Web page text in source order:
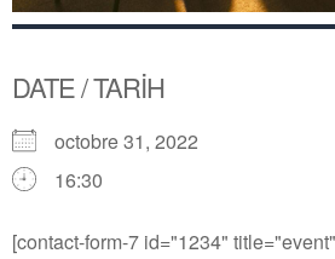
DATE / TARİH
octobre 31, 2022
16:30
[contact-form-7 id="1234"